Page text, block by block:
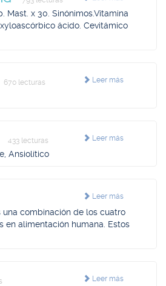
Mast. x 30. Sinónimos.Vitamina
ácido. Cevitámico
Leer más
670 lecturas
Leer más
433 lecturas
Ansiolítico
Leer más
una combinación de los cuatro
en alimentación humana. Estos
Leer más